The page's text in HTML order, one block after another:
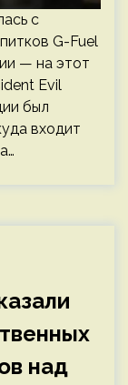
с
G-Fuel
— на этот
Evil
был
входит
над